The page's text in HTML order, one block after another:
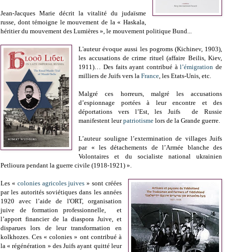
Jean-Jacques Marie décrit la vitalité du judaïsme
russe, dont témoigne le mouvement de la « Haskala,
héritier du mouvement des Lumières », le mouvement politique Bund...
L'auteur évoque aussi les pogroms (Kichinev, 1903),
les accusations de crime rituel (affaire Beilis, Kiev,
1911)… Des faits ayant contribué àl’émigration de
milliers de Juifs vers laFrance, les Etats-Unis, etc.
Malgré ces horreurs, malgré les accusations
d’espionnage portées à leur encontre et des
déportations vers l’Est, les Juifs de Russie
manifestent leurpatriotisme lors de la Grande guerre.
L’auteur souligne l’extermination de villages Juifs
par « les détachements de l’Armée blanche des
Volontaires et du socialiste national ukrainien
Petlioura pendant la guerre civile (1918-1921) ».
Les « colonies agricoles juives » sont créées
par les autorités soviétiques dans les années
1920 avec l’aide de l'ORT, organisation
juive de formation professionnelle, et
l’apport financier de la diaspora Juive, et
disparues lors de leur transformation en
kolkhozes. Ces « colonies » ont contribué à
la « régénération » des Juifs ayant quitté leur